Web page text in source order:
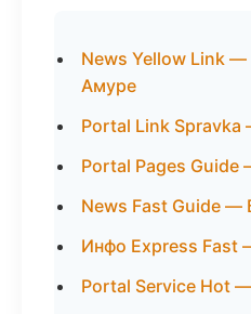
News Yellow Link
Амуре
Portal Link Spravka
Portal Pages
News Fast Guide —
Инфо Express Fast
Portal Service Hot